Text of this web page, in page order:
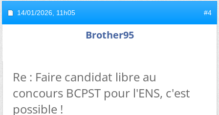
14/01/2026, 11h05 #4
Brother95
Re : Faire candidat libre au
concours BCPST pour l'ENS, c'est
possible !